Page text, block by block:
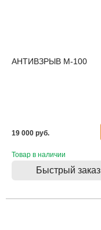
АНТИВЗРЫВ М-100
19 000 pуб.
Товар в наличии
Быстрый заказ